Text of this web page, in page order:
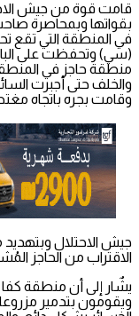
قامت قوة من جيش
بقواتها وبمحاصرة
في المنطقة التي تقع
(سي) وتحفظت على
منطقة حاجز في
والخلف حتى أجبرت
وقامت بجره باتجاه
جيش الاحتلال
الاقتراب من الحاجز
يشٌار إلى أن منطقة
ويقومون بتدمير